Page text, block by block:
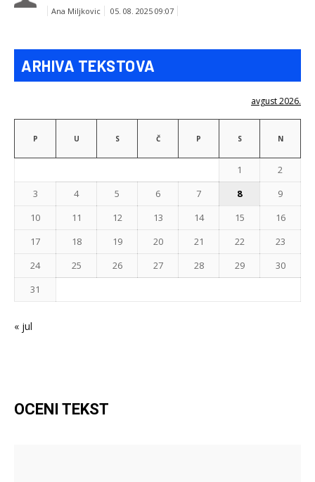
Ana Miljkovic 05. 08. 2025 09:07
ARHIVA TEKSTOVA
avgust 2026.
P U S Č P S N
1
2
3
4 5 6 7 8
9
10
11 12 13 14 15
16
17
18 19 20 21 22
23
24
25 26 27 28 29
30
31
« jul
OCENI TEKST